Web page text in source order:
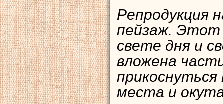
Репродукция
пейзаж. Этот
свете дня и
вложена
места и